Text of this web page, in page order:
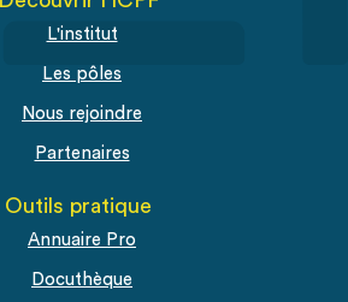
L'institut
Les pôles
Nous rejoindre
Partenaires
Outils pratique
Annuaire Pro
Docuthèque